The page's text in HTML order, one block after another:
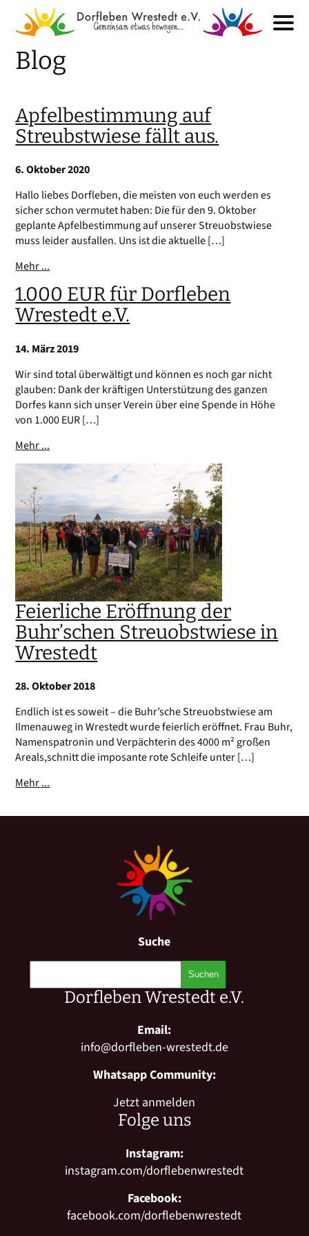
Blog
Apfelbestimmung auf
Streubstwiese fällt aus.
6. Oktober 2020
Hallo liebes Dorfleben, die meisten von euch werden es
sicher schon vermutet haben: Die für den 9. Oktober
geplante Apfelbestimmung auf unserer Streuobstwiese
muss leider ausfallen. Uns ist die aktuelle […]
Mehr ...
1.000 EUR für Dorfleben
Wrestedt e.V.
14. März 2019
Wir sind total überwältigt und können es noch gar nicht
glauben: Dank der kräftigen Unterstützung des ganzen
Dorfes kann sich unser Verein über eine Spende in Höhe
von 1.000 EUR […]
Mehr ...
Feierliche Eröffnung der
Buhr’schen Streuobstwiese in
Wrestedt
28. Oktober 2018
Endlich ist es soweit – die Buhr’sche Streuobstwiese am
Ilmenauweg in Wrestedt wurde feierlich eröffnet. Frau Buhr,
Namenspatronin und Verpächterin des 4000 m² großen
Areals,schnitt die imposante rote Schleife unter […]
Mehr ...
Suche
Dorfleben Wrestedt e.V.
Email:
info@dorfleben-wrestedt.de
Whatsapp Community:
Jetzt anmelden
Folge uns
Instagram:
instagram.com/dorflebenwrestedt
Facebook:
facebook.com/dorflebenwrestedt